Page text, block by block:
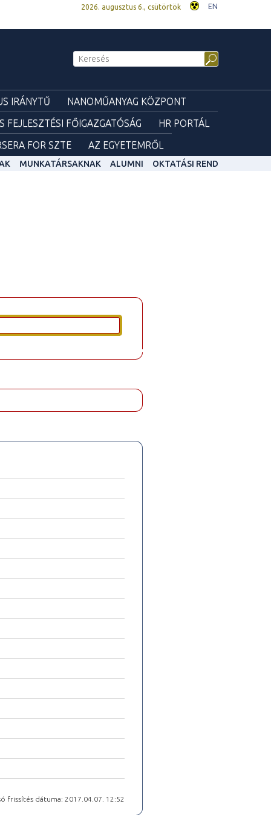
2026. augusztus 6., csütörtök EN
IRÁNYTŰ
NANOMŰANYAG KÖZPONT
FEJLESZTÉSI FŐIGAZGATÓSÁG
HR PORTÁL
FOR SZTE AZ EGYETEMRŐL
MUNKATÁRSAKNAK ALUMNI OKTATÁSI REND
frissítés dátuma: 2017.04.07. 12:52